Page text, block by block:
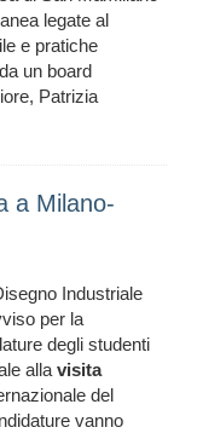
legate al
e pratiche
un board
Patrizia
a Milano-
Industriale
per la
degli studenti
allavisita
del
vanno